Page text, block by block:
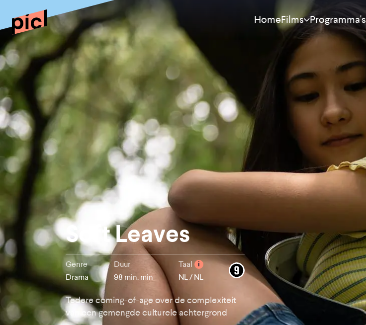
HomeFilms
Meest bekeken
Nieuw
Aanraders
Alle films
Programma's
Soft Leaves
Genre
Drama
Duur
98 min. min
Taal i
NL / NL
Tedere coming-of-age over de complexiteit
van een gemengde culturele achtergrond